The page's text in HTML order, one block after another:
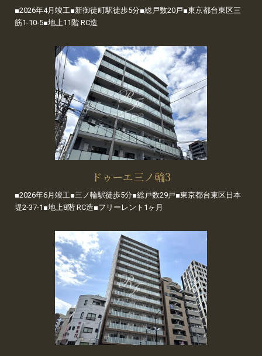
■2026年4月竣工■新御徒町駅徒歩5分■総戸数20戸■東京都台東区三
筋1-10-5■地上11階 RC造
ドゥーエ三ノ輪3
■2026年6月竣工■三ノ輪駅徒歩5分■総戸数29戸■東京都台東区日本
堤2-37-1■地上8階 RC造■フリーレント1ヶ月